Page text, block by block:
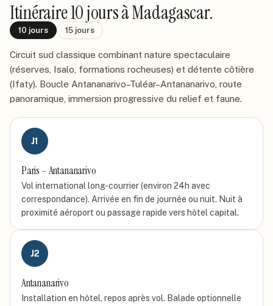
Itinéraire10 joursà Madagascar.
10 jours 15 jours
Circuit sud classique combinant nature spectaculaire
(réserves, Isalo, formations rocheuses) et détente côtière
(Ifaty). Boucle Antananarivo–Tuléar–Antananarivo, route
panoramique, immersion progressive du relief et faune.
J1
Paris – Antananarivo
Vol international long-courrier (environ 24h avec
correspondance). Arrivée en fin de journée ou nuit. Nuit à
proximité aéroport ou passage rapide vers hôtel capital.
J2
Antananarivo
Installation en hôtel, repos après vol. Balade optionnelle